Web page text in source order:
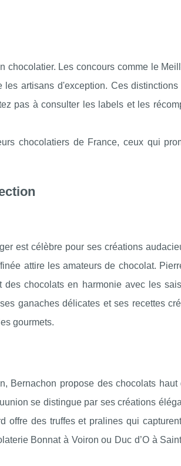
chocolatier. Les concours comme le
artisans d'exception. Ces distinctions
pas à consulter les labels et les
chocolatiers de France, ceux qui
est célèbre pour ses créations
attire les amateurs de chocolat.
chocolats en harmonie avec les
ganaches délicates et ses recettes
gourmets.
Bernachon propose des chocolats haut
se distingue par ses créations
offre des truffes et pralines qui
Bonnat à Voiron ou Duc d’O à